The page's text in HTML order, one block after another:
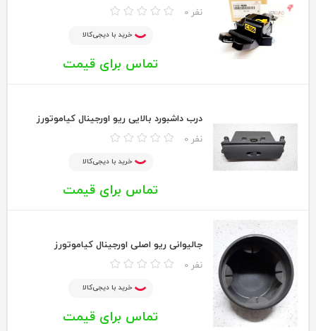
0 نفر
خرید با دیجی‌کالا
تماس برای قیمت
درب داشبورد بالایی ریو اورجینال کیاموتورز
0 نفر
خرید با دیجی‌کالا
تماس برای قیمت
جالیوانی ریو اصلی اورجینال کیاموتورز
0 نفر
خرید با دیجی‌کالا
تماس برای قیمت